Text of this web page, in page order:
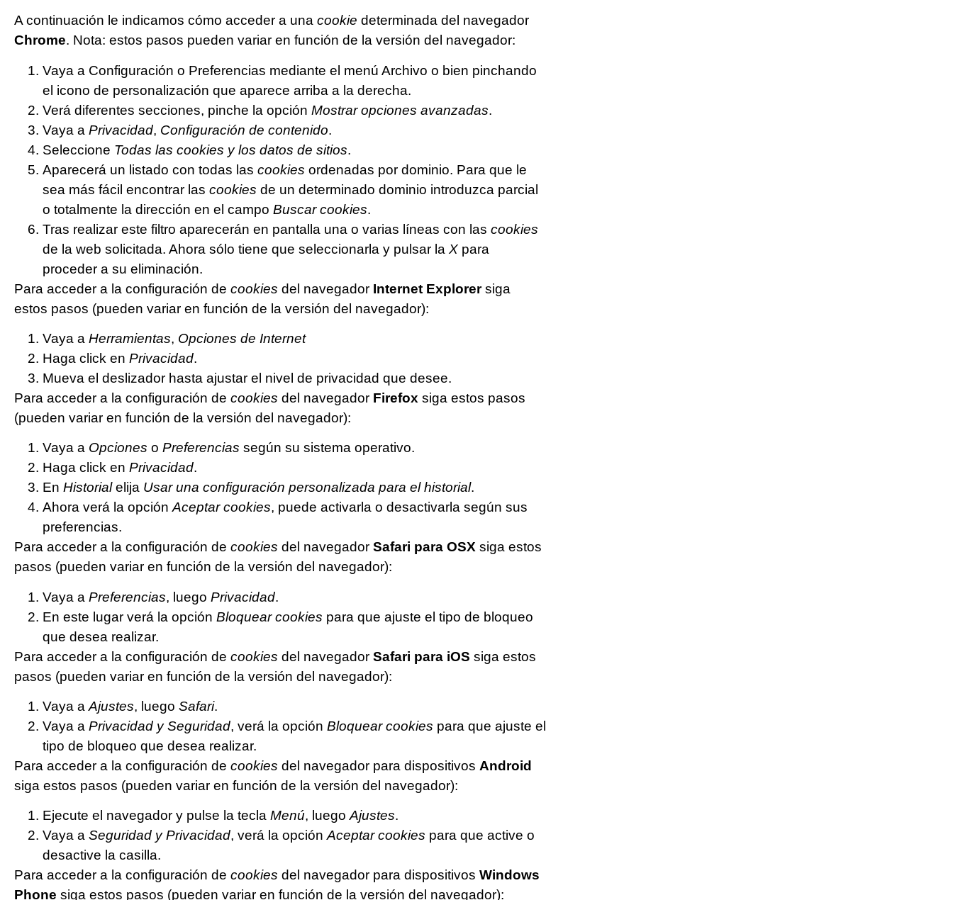
A continuación le indicamos cómo acceder a una cookie determinada del navegador
Chrome. Nota: estos pasos pueden variar en función de la versión del navegador:
Vaya a Configuración o Preferencias mediante el menú Archivo o bien pinchando
el icono de personalización que aparece arriba a la derecha.
Verá diferentes secciones, pinche la opción Mostrar opciones avanzadas.
Vaya a Privacidad, Configuración de contenido.
Seleccione Todas las cookies y los datos de sitios.
Aparecerá un listado con todas las cookies ordenadas por dominio. Para que le
sea más fácil encontrar las cookies de un determinado dominio introduzca parcial
o totalmente la dirección en el campo Buscar cookies.
Tras realizar este filtro aparecerán en pantalla una o varias líneas con las cookies
de la web solicitada. Ahora sólo tiene que seleccionarla y pulsar la X para
proceder a su eliminación.
Para acceder a la configuración de cookies del navegador Internet Explorersiga
estos pasos (pueden variar en función de la versión del navegador):
Vaya a Herramientas, Opciones de Internet
Haga click en Privacidad.
Mueva el deslizador hasta ajustar el nivel de privacidad que desee.
Para acceder a la configuración de cookies del navegador Firefox siga estos pasos
(pueden variar en función de la versión del navegador):
Vaya a Opciones o Preferencias según su sistema operativo.
Haga click en Privacidad.
En Historialelija Usar una configuración personalizada para el historial.
Ahora verá la opciónAceptar cookies, puede activarla o desactivarla según sus
preferencias.
Para acceder a la configuración de cookies del navegador Safari para OSX siga estos
pasos (pueden variar en función de la versión del navegador):
Vaya a Preferencias, luego Privacidad.
En este lugar verá la opción Bloquear cookies para que ajuste el tipo de bloqueo
que desea realizar.
Para acceder a la configuración de cookies del navegador Safari para iOS siga estos
pasos (pueden variar en función de la versión del navegador):
Vaya a Ajustes, luego Safari.
Vaya a Privacidad y Seguridad, verá la opción Bloquear cookies para que ajuste el
tipo de bloqueo que desea realizar.
Para acceder a la configuración de cookies del navegador para dispositivos Android
siga estos pasos (pueden variar en función de la versión del navegador):
Ejecute el navegador y pulse la tecla Menú, luegoAjustes.
Vaya a Seguridad y Privacidad, verá la opciónAceptar cookies para que active o
desactive la casilla.
Para acceder a la configuración de cookies del navegador para dispositivos Windows
Phone siga estos pasos (pueden variar en función de la versión del navegador):